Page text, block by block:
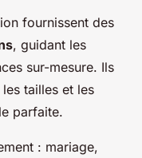
fournissent des
, guidant les
sur-mesure. Ils
tailles et les
parfaite.
: mariage,